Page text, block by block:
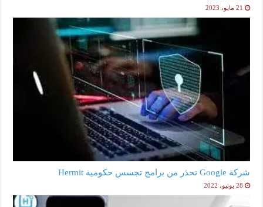
21 مايو، 2023
شركة Google تحذر من برامج تجسس حكومية Hermit
28 يونيو، 2022